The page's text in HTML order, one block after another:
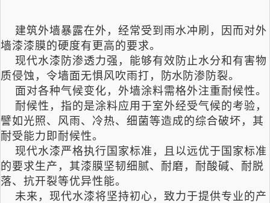
建筑外墙暴露在外，经常受到雨水冲刷，因而对外
墙漆漆膜的硬度有更高的要求。
现代水漆防渗透力强，能够有效防止水分和有害物
质侵蚀，令墙面无惧风吹雨打，
防水防渗防裂。
面对各种气候变化，外墙涂料需格外注重耐候性。
耐候性，指的是涂料应用于室外经受气候的考验，
譬如光照、风雨、冷热、细菌等造成的综合破坏，其
耐受能力即耐候性。
现代水漆严格执行国家标准，且以远优于国家标准
的要求生产，其漆膜坚韧细腻、耐磨，耐酸碱、耐脱
落、抗开裂等优异性能。
未来，现代水漆将坚持初心，致力于提供专业的产